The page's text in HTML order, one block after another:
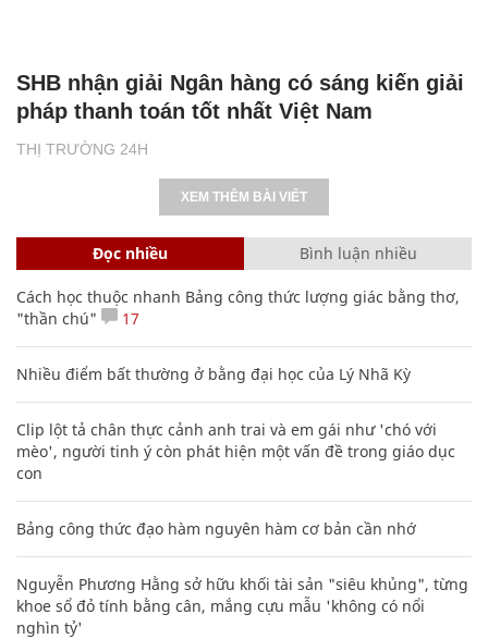
THỊ TRƯỜNG 24H
SHB nhận giải Ngân hàng có sáng kiến giải
pháp thanh toán tốt nhất Việt Nam
XEM THÊM BÀI VIẾT
Đọc nhiều Bình luận nhiều
Cách học thuộc nhanh Bảng công thức lượng giác bằng thơ,
"thần chú"
17
Nhiều điểm bất thường ở bằng đại học của Lý Nhã Kỳ
Clip lột tả chân thực cảnh anh trai và em gái như 'chó với
mèo', người tinh ý còn phát hiện một vấn đề trong giáo dục
con
Bảng công thức đạo hàm nguyên hàm cơ bản cần nhớ
Nguyễn Phương Hằng sở hữu khối tài sản "siêu khủng", từng
khoe sổ đỏ tính bằng cân, mắng cựu mẫu 'không có nổi
nghìn tỷ'